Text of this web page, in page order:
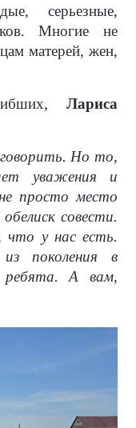
серьезные,
Многие не
матерей, жен,
Лариса
Но то,
уважения и
просто место
совести.
что у нас есть.
поколения в
ребята. А вам,